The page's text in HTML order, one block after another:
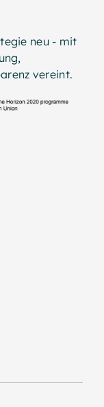
neu - mit
vereint.